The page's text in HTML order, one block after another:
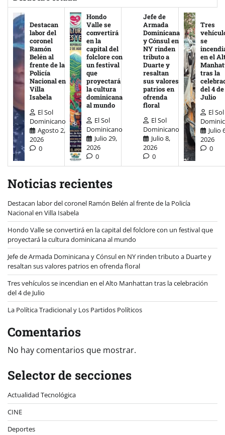
Destacan
labor del
coronel
Ramón
Belén al
frente de la
Policía
Nacional en
Villa
Isabela
El Sol
Dominicano
Agosto 2,
2026
0
Hondo
Valle se
convertirá
en la
capital del
folclore con
un festival
que
proyectará
la cultura
dominicana
al mundo
El Sol
Dominicano
Julio 29,
2026
0
Jefe de
Armada
Dominicana
y Cónsul en
NY rinden
tributo a
Duarte y
resaltan
sus valores
patrios en
ofrenda
floral
El Sol
Dominicano
Julio 8,
2026
0
Tres
se
en el
tras la
del 4 de
Julio
El Sol
Julio
2026
0
Noticias recientes
Destacan labor del coronel Ramón Belén al frente de la Policía
Nacional en Villa Isabela
Hondo Valle se convertirá en la capital del folclore con un festival que
proyectará la cultura dominicana al mundo
Jefe de Armada Dominicana y Cónsul en NY rinden tributo a Duarte y
resaltan sus valores patrios en ofrenda floral
Tres vehículos se incendian en el Alto Manhattan tras la celebración
del 4 de Julio
La Política Tradicional y Los Partidos Políticos
Comentarios
No hay comentarios que mostrar.
Selector de secciones
Actualidad Tecnológica
CINE
Deportes